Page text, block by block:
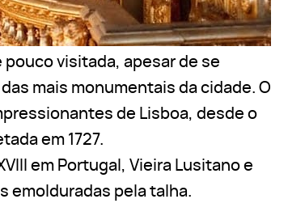
visitada, apesar de se
mais monumentais da cidade. O
de Lisboa, desde o
em 1727.
em Portugal, Vieira Lusitano e
emolduradas pela talha.